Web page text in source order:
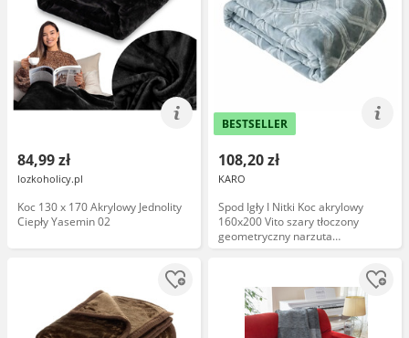
84,99 zł
lozkoholicy.pl
Koc 130 x 170 Akrylowy Jednolity
Ciepły Yasemin 02
BESTSELLER
108,20 zł
KARO
Spod Igły I Nitki Koc akrylowy
160x200 Vito szary tłoczony
geometryczny narzuta
dekoracyjna